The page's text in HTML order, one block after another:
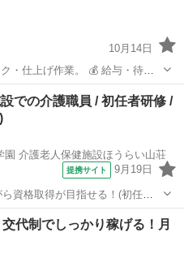
10月14日
業。 💰 給与・待遇
） ・昇給・正社員登用あり ・寮
日払い・週払いOK ・赴任旅費
での介護職員 / 初任者研修 /
園 介護老人保健施設ほうらい山荘
提携サイト 9月19日
資格取得が目指せる！(初任者
40代・50代まで幅広く活躍
交代制でしっかり稼げる！月